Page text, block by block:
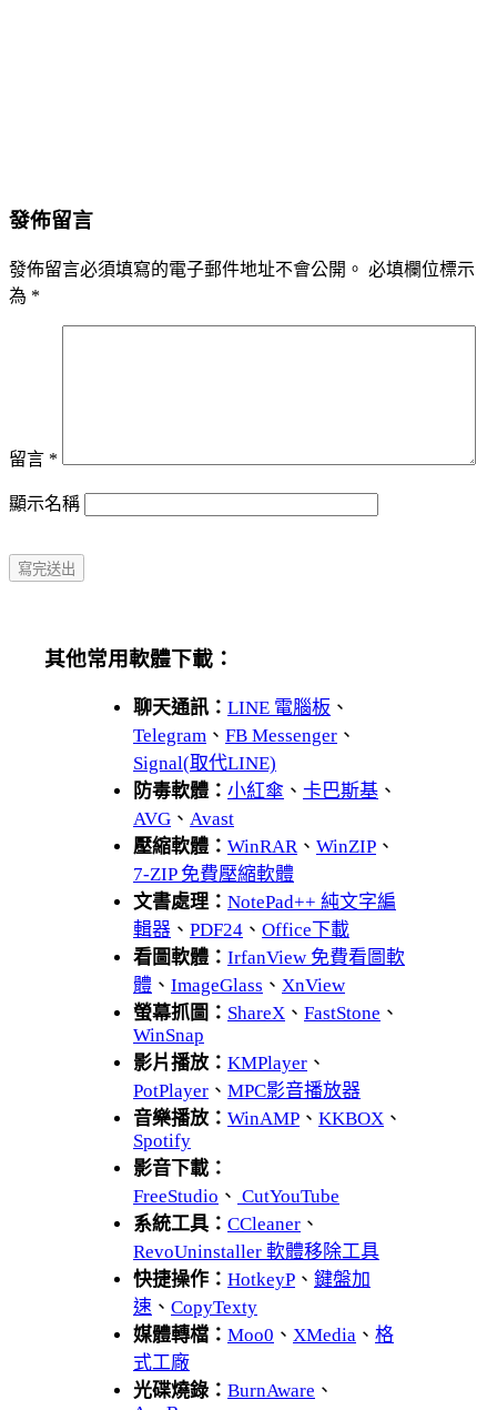
發佈留言
發佈留言必須填寫的電子郵件地址不會公開。 必填欄位標示
為 *
留言 *
顯示名稱
其他常用軟體下載：
聊天通訊： LINE 電腦板 、
Telegram 、 FB Messenger 、
Signal(取代LINE)
防毒軟體： 小紅傘 、 卡巴斯基 、
AVG 、 Avast
壓縮軟體： WinRAR、 WinZIP 、
7-ZIP 免費壓縮軟體
文書處理： NotePad++ 純文字編
輯器 、 PDF24 、 Office下載
看圖軟體： IrfanView 免費看圖軟
體 、 ImageGlass 、 XnView
螢幕抓圖： ShareX 、 FastStone 、
WinSnap
影片播放： KMPlayer 、
PotPlayer 、 MPC影音播放器
音樂播放： WinAMP 、 KKBOX 、
Spotify
影音下載：
FreeStudio 、 CutYouTube
系統工具： CCleaner 、
RevoUninstaller 軟體移除工具
快捷操作： HotkeyP 、 鍵盤加
速 、 CopyTexty
媒體轉檔： Moo0 、 XMedia 、 格
式工廠
光碟燒錄： BurnAware 、